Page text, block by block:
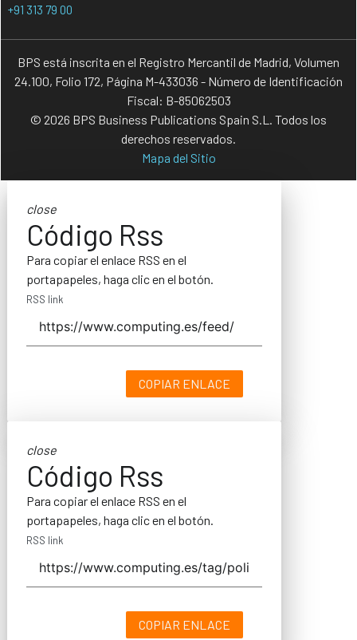
+91 313 79 00
BPS está inscrita en el Registro Mercantil de Madrid, Volumen
24.100, Folio 172, Página M-433036 - Número de Identificación
Fiscal: B-85062503
© 2026 BPS Business Publications Spain S.L. Todos los
derechos reservados.
Mapa del Sitio
close
Código Rss
Para copiar el enlace RSS en el
portapapeles, haga clic en el botón.
RSS link
COPIAR ENLACE
close
Código Rss
Para copiar el enlace RSS en el
portapapeles, haga clic en el botón.
RSS link
COPIAR ENLACE